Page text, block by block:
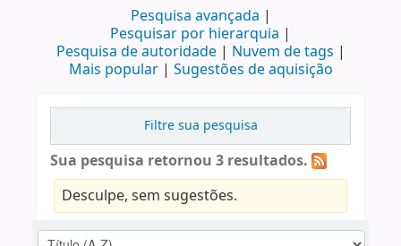
Pesquisa avançada
Pesquisar por hierarquia
Pesquisa de autoridade
Nuvem de tags
Mais popular
Sugestões de aquisição
Filtre sua pesquisa
Sua pesquisa retornou 3 resultados.
Desculpe, sem sugestões.